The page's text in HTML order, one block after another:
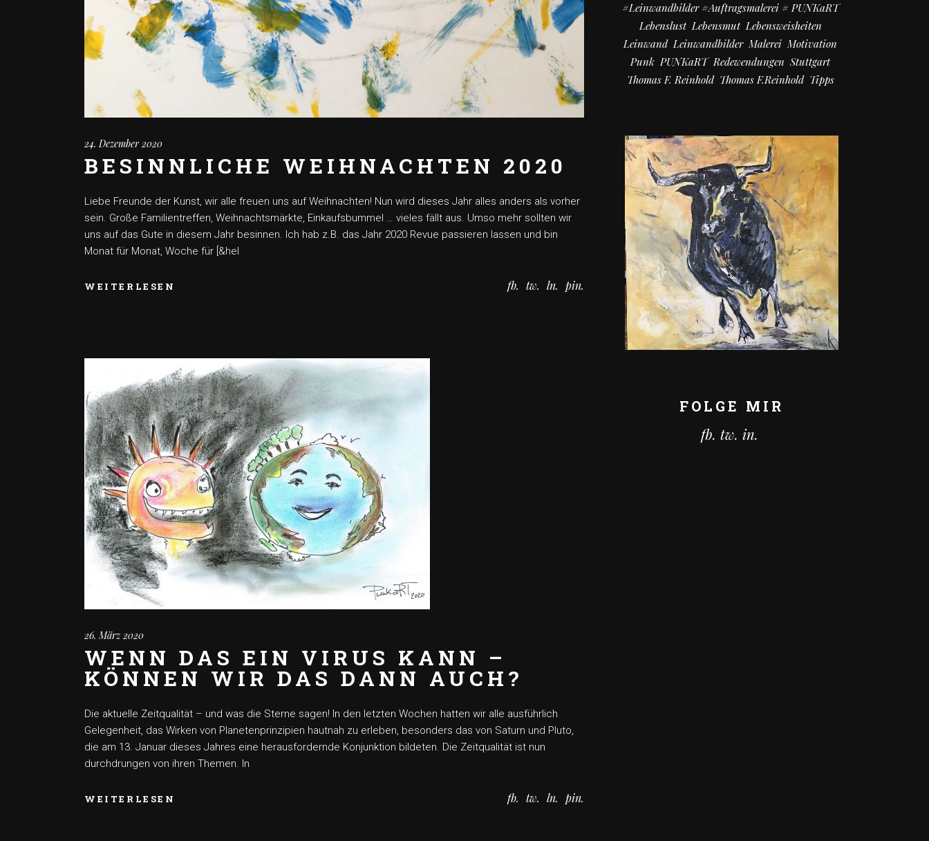
24. Dezember 2020
BESINNLICHE WEIHNACHTEN 2020
Liebe Freunde der Kunst, wir alle freuen uns auf Weihnachten! Nun wird dieses Jahr alles anders als vorher
sein. Große Familientreffen, Weihnachtsmärkte, Einkaufsbummel … vieles fällt aus. Umso mehr sollten wir
uns auf das Gute in diesem Jahr besinnen. Ich hab z.B. das Jahr 2020 Revue passieren lassen und bin
Monat für Monat, Woche für [&hel
WEITERLESEN fb tw ln pin
26. März 2020
WENN DAS EIN VIRUS KANN –
KÖNNEN WIR DAS DANN AUCH?
Die aktuelle Zeitqualität – und was die Sterne sagen! In den letzten Wochen hatten wir alle ausführlich
Gelegenheit, das Wirken von Planetenprinzipien hautnah zu erleben, besonders das von Saturn und Pluto,
die am 13. Januar dieses Jahres eine herausfordernde Konjunktion bildeten. Die Zeitqualität ist nun
durchdrungen von ihren Themen. In
WEITERLESEN fb tw ln pin
#Leinwandbilder #Auftragsmalerei # PUNKaRT
Lebenslust Lebensmut Lebensweisheiten
Leinwand Leinwandbilder Malerei Motivation
Punk PUNKaRT Redewendungen Stuttgart
Thomas F. Reinhold Thomas F.Reinhold Tipps
FOLGE MIR
fb. tw. in.